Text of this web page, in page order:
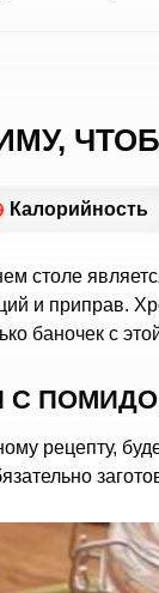
Калорийность
столе
и приправ.
баночек с
С
рецепту,